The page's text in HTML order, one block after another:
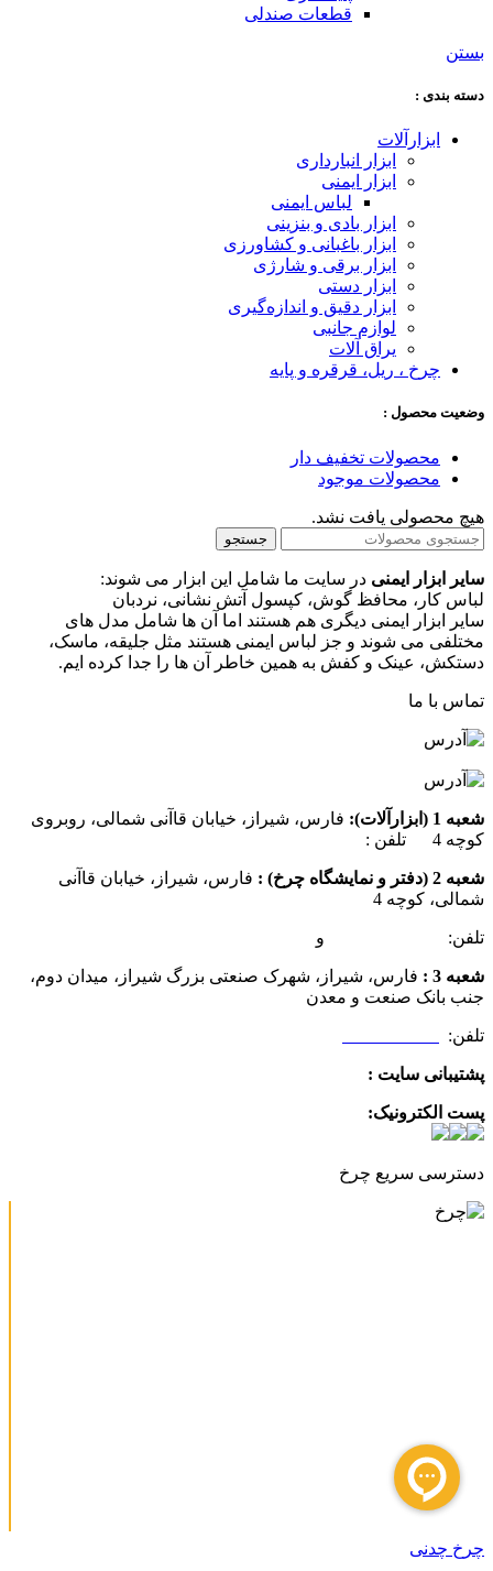
قطعات صندلی
بستن
دسته‌ بندی :
ابزارآلات
ابزار انبارداری
ابزار ایمنی
لباس ایمنی
ابزار بادی و بنزینی
ابزار باغبانی و کشاورزی
ابزار برقی و شارژی
ابزار دستی
ابزار دقیق و اندازه‌گیری
لوازم جانبی
یراق آلات
چرخ ، ریل، قرقره و پایه
وضعیت محصول :
محصولات تخفیف دار
محصولات موجود
هیچ محصولی یافت نشد.
جستجو
سایر ابزار ایمنی در سایت ما شامل این ابزار می شوند:
لباس کار، محافظ گوش، کپسول آتش نشانی، نردبان
سایر ابزار ایمنی دیگری هم هستند اما آن ها شامل مدل های
مختلفی می شوند و جز لباس ایمنی هستند مثل جلیقه، ماسک،
دستکش، عینک و کفش به همین خاطر آن ها را جدا کرده ایم.
تماس با ما
شعبه 1 (ابزارآلات):
فارس، شیراز، خیابان قاآنی شمالی، روبروی
کوچه 4 تلفن :
شعبه 2 (دفتر و نمایشگاه چرخ) :
فارس، شیراز، خیابان قاآنی
شمالی، کوچه 4
تلفن: و
شعبه 3 :
فارس، شیراز، شهرک صنعتی بزرگ شیراز، میدان دوم،
جنب بانک صنعت و معدن
تلفن:
پشتیبانی سایت :
پست الکترونیک:
دسترسی سریع چرخ
چرخ چدنی